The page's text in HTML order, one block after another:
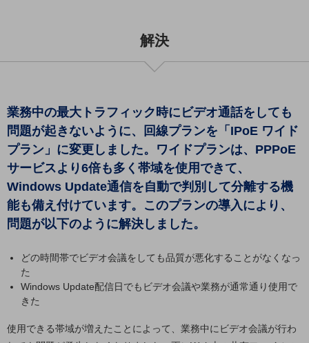
小売業
キーワードで探す
モバイルTOP
法人向けスマホ・携帯に関する、
おすすめの機種、料金やサービスをご紹介
製品
製品TOP
タフネススマートフォン
データ通信製品
5G対応ホームルーター
解決
業務中の最大トラフィック時にビデオ通話をしても
問題が起きないように、回線プランを「IPoE ワイド
プラン」に変更しました。ワイドプランは、PPPoE
サービスより6倍も多く帯域を使用できて、
Windows Update通信を自動で判別して分離する機
能も備え付けています。このプランの導入により、
問題が以下のように解決しました。
どの時間帯でビデオ会議をしても品質が悪化することがなくなっ
た
Windows Update配信日でもビデオ会議や業務が通常通り使用で
きた
使用できる帯域が増えたことによって、業務中にビデオ会議が行わ